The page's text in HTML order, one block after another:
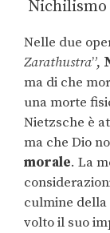
Nichilismo
Nelle due
Zarathustra”,
ma di che
una morte
Nietzsche è
ma che Dio
morale. La
culmine
volto il suo